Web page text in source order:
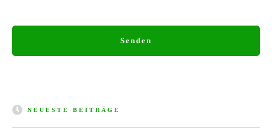
Senden
NEUESTE BEITRÄGE